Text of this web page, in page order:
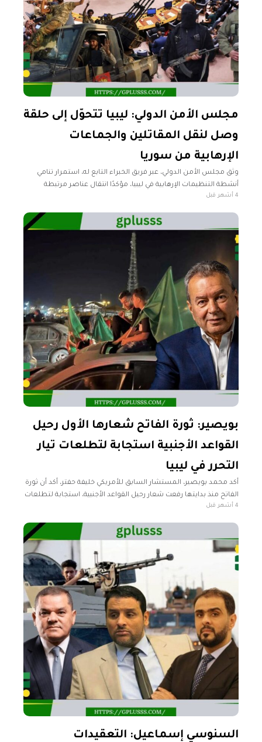
مجلس الأمن الدولي: ليبيا تتحوّل إلى حلقة
وصل لنقل المقاتلين والجماعات
الإرهابية من سوريا
وثق مجلس الأمن الدولي، عبر فريق الخبراء التابع له، استمرار تنامي
أنشطة التنظيمات الإرهابية في ليبيا، مؤكدًا انتقال عناصر مرتبطة
بجماعات إرهابية من سوريا إلى البلاد عبر آليات منظمة وليست
4 أشهر قبل
بويصير: ثورة الفاتح شعارها الأول رحيل
القواعد الأجنبية استجابة لتطلعات تيار
التحرر في ليبيا
أكد محمد بويصير، المستشار السابق للأمريكي خليفة حفتر، أكد أن ثورة
الفاتح منذ بدايتها رفعت شعار رحيل القواعد الأجنبية، استجابة لتطلعات
تيار التحرر المتنامي في ليبيا آنذاك، مشيرًا إلى أن
4 أشهر قبل
السنوسي إسماعيل: التعقيدات